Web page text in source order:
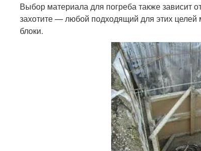
Выбор материала для погреба также зависит
захотите — любой подходящий для этих целей
блоки.